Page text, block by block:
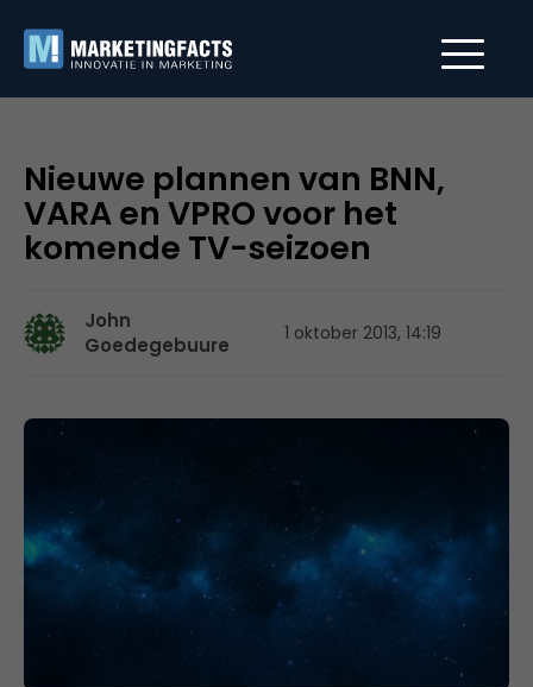
Nieuwe plannen van BNN,
VARA en VPRO voor het
komende TV-seizoen
John
Goedegebuure
1 oktober 2013, 14:19